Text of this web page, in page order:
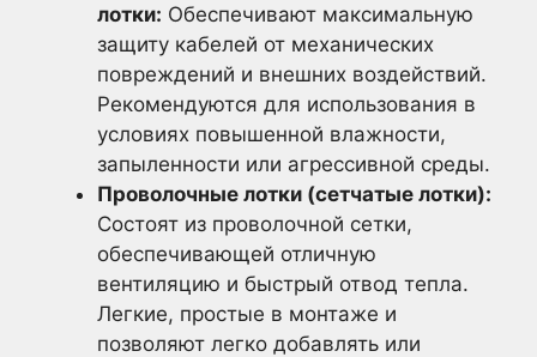
лотки: Обеспечивают максимальную
защиту кабелей от механических
повреждений и внешних воздействий.
Рекомендуются для использования в
условиях повышенной влажности,
запыленности или агрессивной среды.
Проволочные лотки (сетчатые лотки):
Состоят из проволочной сетки,
обеспечивающей отличную
вентиляцию и быстрый отвод тепла.
Легкие, простые в монтаже и
позволяют легко добавлять или